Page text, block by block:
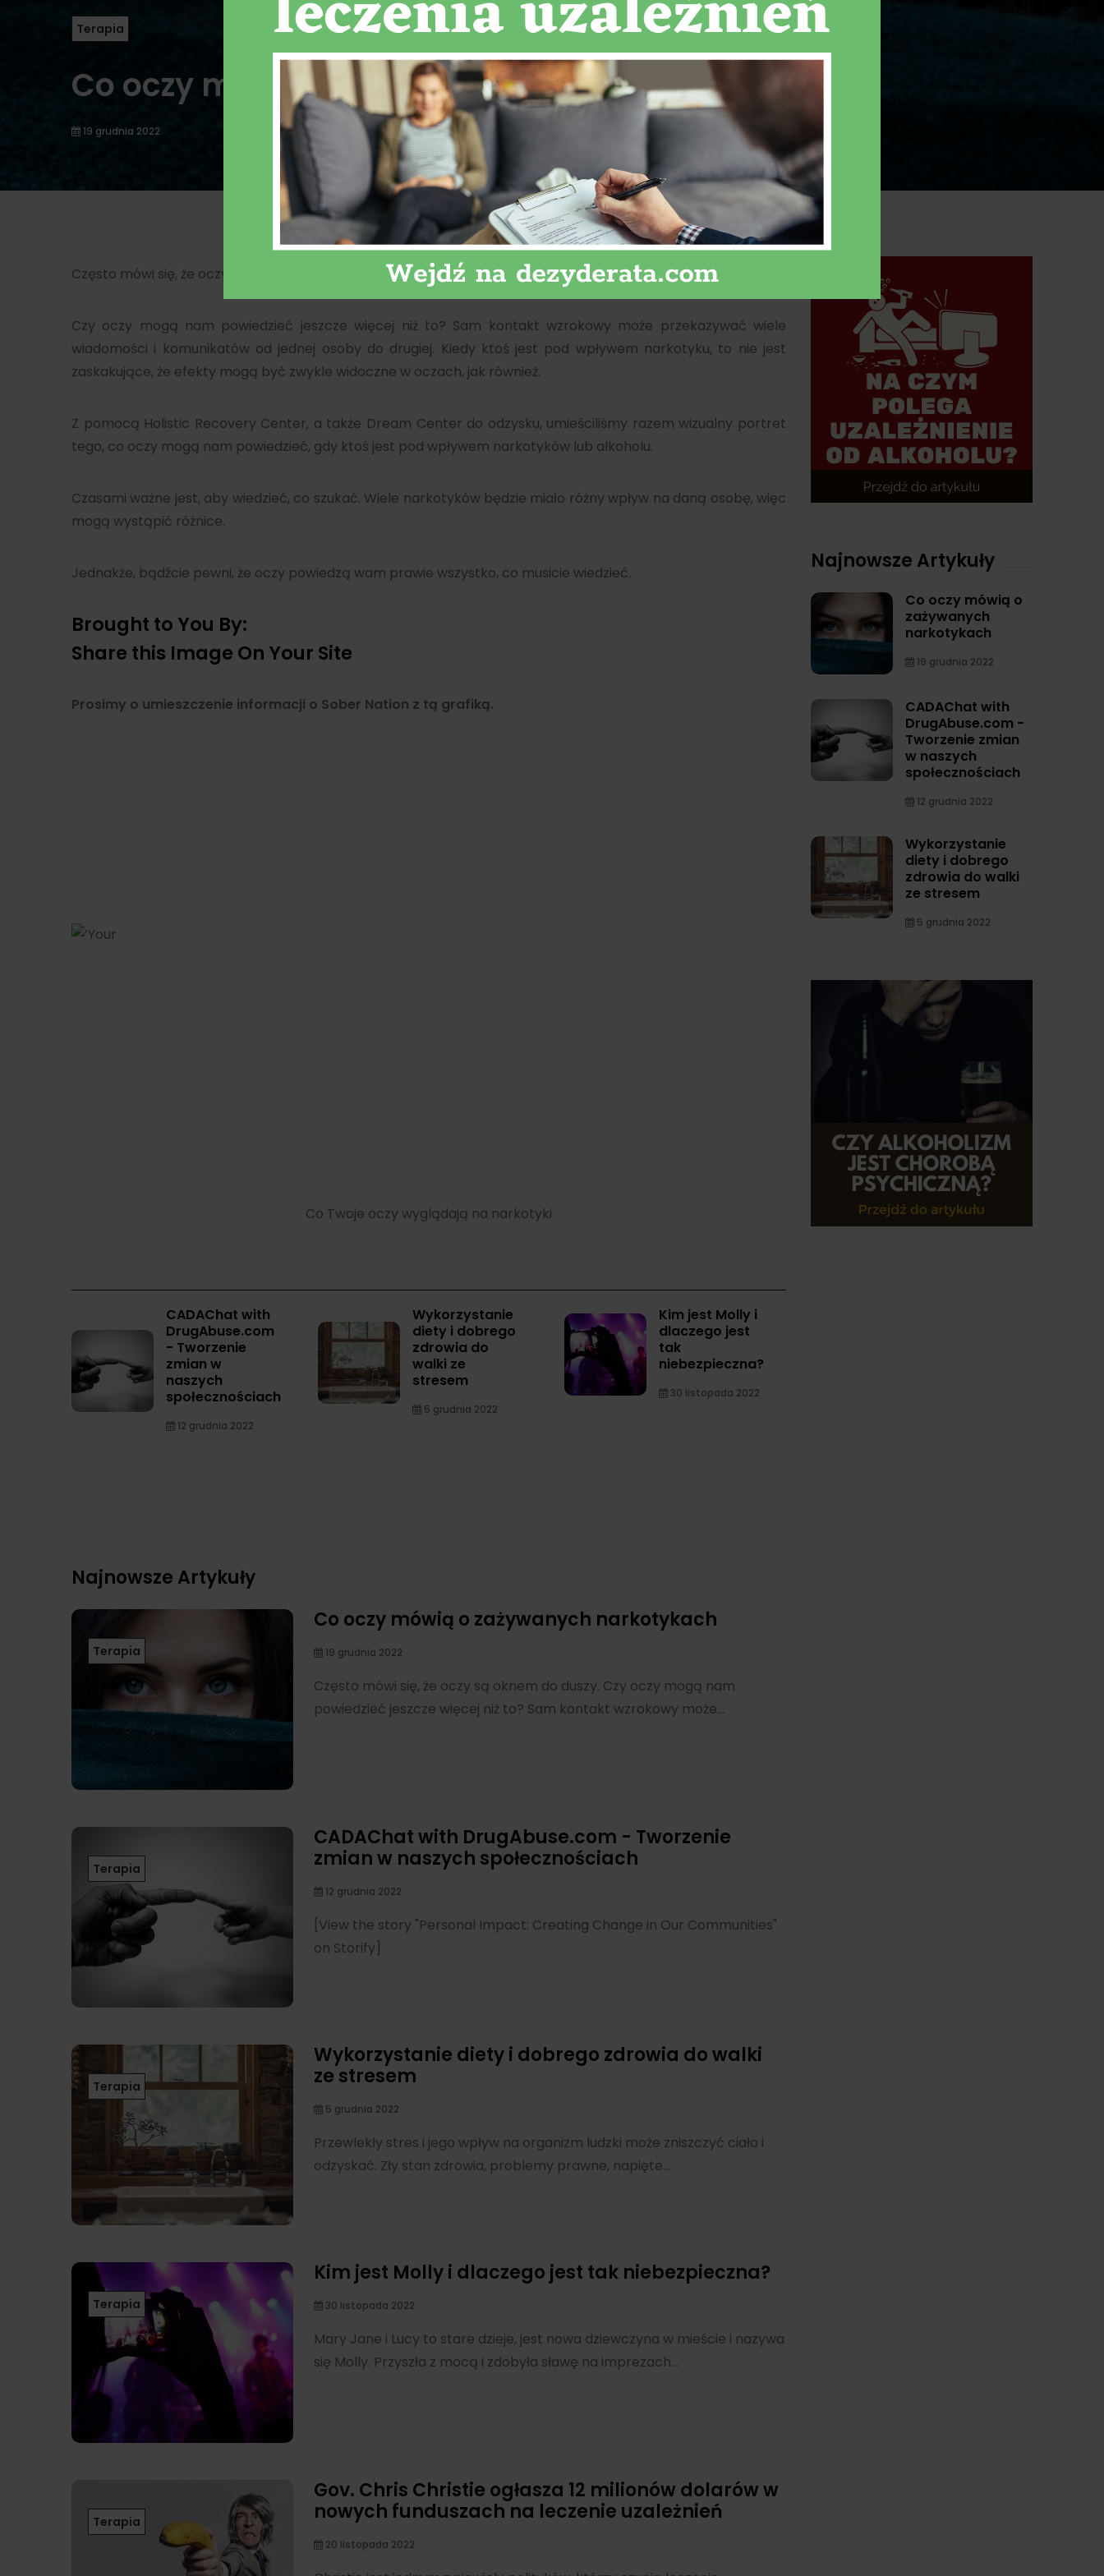
Terapia
Co oczy mówią o zażywanych narkotykach
19 grudnia 2022
Często mówi się, że oczy są oknem do duszy.
Czy oczy mogą nam powiedzieć jeszcze więcej niż to? Sam kontakt wzrokowy może przekazywać wiele
wiadomości i komunikatów od jednej osoby do drugiej. Kiedy ktoś jest pod wpływem narkotyku, to nie jest
zaskakujące, że efekty mogą być zwykle widoczne w oczach, jak również.
Z pomocą Holistic Recovery Center, a także Dream Center do odzysku, umieściliśmy razem wizualny portret
tego, co oczy mogą nam powiedzieć, gdy ktoś jest pod wpływem narkotyków lub alkoholu.
Czasami ważne jest, aby wiedzieć, co szukać. Wiele narkotyków będzie miało różny wpływ na daną osobę, więc
mogą wystąpić różnice.
Jednakże, bądźcie pewni, że oczy powiedzą wam prawie wszystko, co musicie wiedzieć.
Brought to You By:
Share this Image On Your Site
Prosimy o umieszczenie informacji o Sober Nation z tą grafiką.
Co Twoje oczy wyglądają na narkotyki
CADAChat with
DrugAbuse.com
- Tworzenie
zmian w
naszych
społecznościach
12 grudnia 2022
Wykorzystanie
diety i dobrego
zdrowia do
walki ze
stresem
5 grudnia 2022
Kim jest Molly i
dlaczego jest
tak
niebezpieczna?
30 listopada 2022
Najnowsze Artykuły
Terapia
Co oczy mówią o zażywanych narkotykach
19 grudnia 2022
Często mówi się, że oczy są oknem do duszy. Czy oczy mogą nam
powiedzieć jeszcze więcej niż to? Sam kontakt wzrokowy może...
Terapia
CADAChat with DrugAbuse.com - Tworzenie
zmian w naszych społecznościach
12 grudnia 2022
[View the story "Personal Impact: Creating Change in Our Communities"
on Storify]
Terapia
Wykorzystanie diety i dobrego zdrowia do walki
ze stresem
5 grudnia 2022
Przewlekły stres i jego wpływ na organizm ludzki może zniszczyć ciało i
odzyskać. Zły stan zdrowia, problemy prawne, napięte...
Terapia
Kim jest Molly i dlaczego jest tak niebezpieczna?
30 listopada 2022
Mary Jane i Lucy to stare dzieje, jest nowa dziewczyna w mieście i nazywa
się Molly. Przyszła z mocą i zdobyła sławę na imprezach...
Terapia
Gov. Chris Christie ogłasza 12 milionów dolarów w
nowych funduszach na leczenie uzależnień
20 listopada 2022
Najnowsze Artykuły
Co oczy mówią o
zażywanych
narkotykach
19 grudnia 2022
CADAChat with
DrugAbuse.com -
Tworzenie zmian
w naszych
społecznościach
12 grudnia 2022
Wykorzystanie
diety i dobrego
zdrowia do walki
ze stresem
5 grudnia 2022